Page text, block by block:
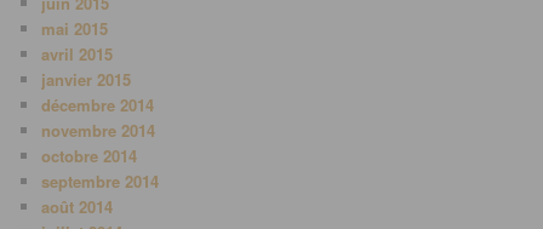
mai 2015
avril 2015
janvier 2015
décembre 2014
novembre 2014
octobre 2014
septembre 2014
août 2014